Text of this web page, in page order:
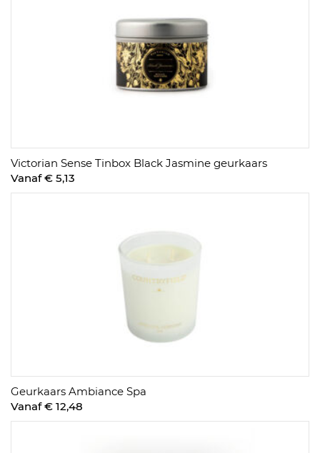
Victorian Sense Tinbox Black Jasmine geurkaars
Vanaf € 5,13
Geurkaars Ambiance Spa
Vanaf € 12,48